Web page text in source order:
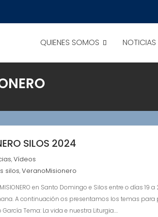
QUIENES SOMOS NOTICIAS
SILOS 2024
,Vídeos
silos,VeranoMisionero
en Santo Domingo e Silos entre o días 19
A continuación os presentamos los temas para
Tema: La vida e nuestra Liturgia.…